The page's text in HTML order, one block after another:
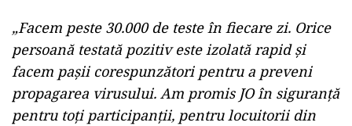
„Facem peste 30.000 de teste în fiecare zi. Orice
persoană testată pozitiv este izolată rapid şi
facem paşii corespunzători pentru a preveni
propagarea virusului. Am promis JO în siguranţă
pentru toţi participanţii, pentru locuitorii din